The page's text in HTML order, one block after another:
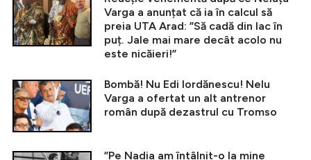
Varga a anunțat că ia în calcul să
preia UTA Arad: ”Să cadă din lac în
puț. Jale mai mare decât acolo nu
este nicăieri!”
Bombă! Nu Edi Iordănescu! Nelu
Varga a ofertat un alt antrenor
român după dezastrul cu Tromso
”Pe Nadia am întâlnit-o la mine